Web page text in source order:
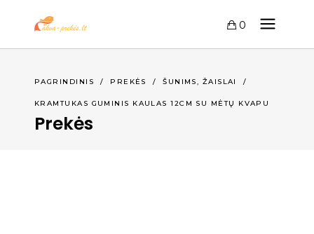
0
PAGRINDINIS / PREKĖS /ŠUNIMS, ŽAISLAI /
KRAMTUKAS GUMINIS KAULAS 12CM SU MĖTŲ KVAPU
Prekės